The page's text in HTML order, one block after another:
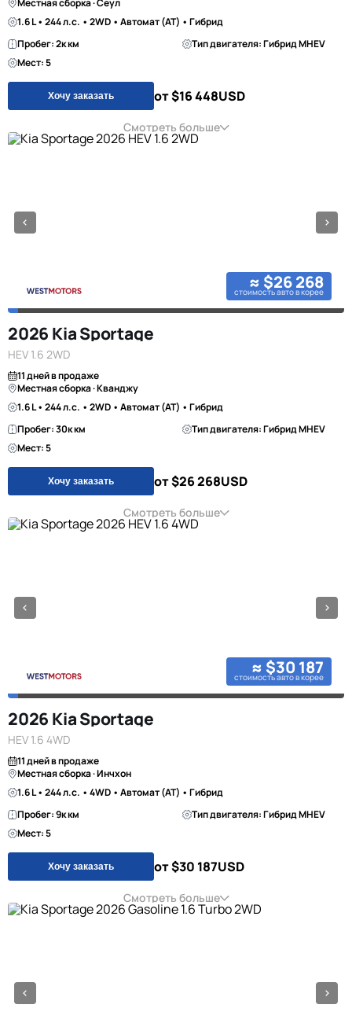
Местная сборка · Сеул
1.6 L • 244 л.с. • 2WD • Автомат (AT) • Гибрид
Пробег: 2к км
Тип двигателя: Гибрид MHEV
Мест: 5
Хочу заказать от $16 448USD
Смотреть больше
≈ $26 268
стоимость авто в корее
2026 Kia Sportage
HEV 1.6 2WD
11 дней в продаже
Местная сборка · Кванджу
1.6 L • 244 л.с. • 2WD • Автомат (AT) • Гибрид
Пробег: 30к км
Тип двигателя: Гибрид MHEV
Мест: 5
Хочу заказать от $26 268USD
Смотреть больше
≈ $30 187
стоимость авто в корее
2026 Kia Sportage
HEV 1.6 4WD
11 дней в продаже
Местная сборка · Инчхон
1.6 L • 244 л.с. • 4WD • Автомат (AT) • Гибрид
Пробег: 9к км
Тип двигателя: Гибрид MHEV
Мест: 5
Хочу заказать от $30 187USD
Смотреть больше